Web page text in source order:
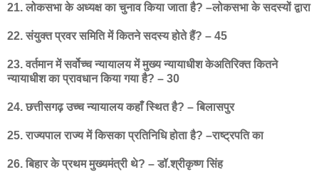
21. लोकसभा के अध्यक्ष का चुनाव किया जाता है? –लोकसभा के सदस्यों द्वारा
22. संयुक्त प्रवर समिति में कितने सदस्य होते हैं? – 45
23. वर्तमान में सर्वोच्च न्यायालय में मुख्य न्यायाधीश केअतिरिक्त कितने
न्यायाधीश का प्रावधान किया गया है? – 30
24. छत्तीसगढ़ उच्च न्यायालय कहाँ स्थित है? – बिलासपुर
25. राज्यपाल राज्य में किसका प्रतिनिधि होता है? –राष्ट्रपति का
26. बिहार के प्रथम मुख्यमंत्री थे? – डॉ.श्रीकृष्ण सिंह